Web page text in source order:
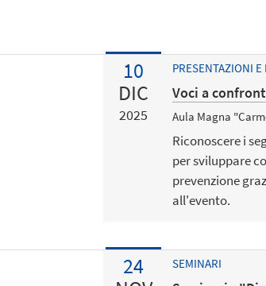
10
DIC
2025
PRESENTAZIONI
Voci a
Aula Magna
Riconoscere i
per sviluppare
prevenzione
all'evento.
24
SEMINARI